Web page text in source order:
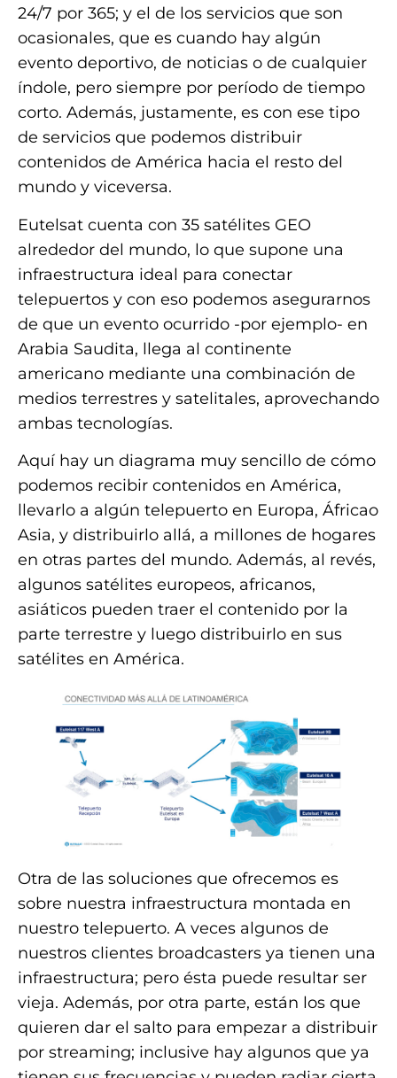
24/7 por 365; y el de los servicios que son
ocasionales, que es cuando hay algún
evento deportivo, de noticias o de cualquier
índole, pero siempre por período de tiempo
corto. Además, justamente, es con ese tipo
de servicios que podemos distribuir
contenidos de América hacia el resto del
mundo y viceversa.
Eutelsat cuenta con 35 satélites GEO
alrededor del mundo, lo que supone una
infraestructura ideal para conectar
telepuertos y con eso podemos asegurarnos
de que un evento ocurrido -por ejemplo- en
Arabia Saudita, llega al continente
americano mediante una combinación de
medios terrestres y satelitales, aprovechando
ambas tecnologías.
Aquí hay un diagrama muy sencillo de cómo
podemos recibir contenidos en América,
llevarlo a algún telepuerto en Europa, Áfricao
Asia, y distribuirlo allá, a millones de hogares
en otras partes del mundo. Además, al revés,
algunos satélites europeos, africanos,
asiáticos pueden traer el contenido por la
parte terrestre y luego distribuirlo en sus
satélites en América.
Otra de las soluciones que ofrecemos es
sobre nuestra infraestructura montada en
nuestro telepuerto. A veces algunos de
nuestros clientes broadcasters ya tienen una
infraestructura; pero ésta puede resultar ser
vieja. Además, por otra parte, están los que
quieren dar el salto para empezar a distribuir
por streaming; inclusive hay algunos que ya